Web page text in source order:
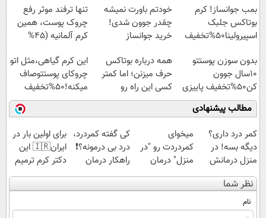
بمب جوانساز! کرم
بوتاکس جلبک
اسپیرولینا50%تخفیف
خودتم باورت نمیشه
چقدر جوون شدی!
خرید جوانساز
ویژه
تنها ترفند موثر رفع
چروک پوست، همین
کرم آلمانیه (45%
بدون سوزن پوستتو
10سال جوون
کن50%تخفیف پاییزی
همه درباره بوتاکس
حرف میزنن؛ اما کمتر
کسی این راه رو
میشناسه.
این کرم گیاهی،مثل اتو
چروکای پوستتوصاف
میکنه!50%تخفیف
مطالب پیشنهادی
کمر درد داری؟
دیگه بسه! در
منزل درمانش
کن
(◀پرسش‌نامه)
میخوای
کمردردت رو "در
منزل" درمان
کنی؟ (◂فیلم +
◂پرسش‌نامه)
کی گفته کمردرد،
درد بی درمونه؟❗
راهکار درمان
+پرسشنامه
برای اولین بار در
ایران🇮🇷 این
دکتر کرم ترمیم
کننده 23 روزه
ساخت!
نظر شما
نام